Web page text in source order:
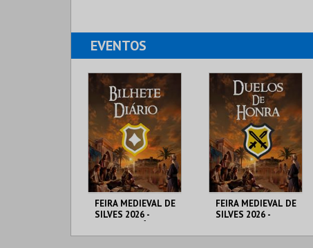
EVENTOS
FEIRA MEDIEVAL DE
SILVES 2026 -
FEIRA MEDIEVAL DE
SILVES 2026 -